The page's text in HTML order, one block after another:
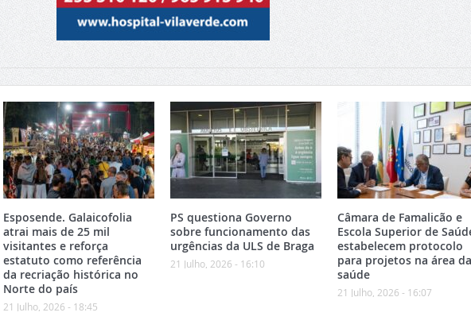
Esposende. Galaicofolia
atrai mais de 25 mil
visitantes e reforça
estatuto como referência
da recriação histórica no
Norte do país
21 Julho, 2026 - 18:45
PS questiona Governo
sobre funcionamento das
urgências da ULS de Braga
21 Julho, 2026 - 16:10
Câmara de Famalicão e
Escola Superior de
estabelecem protocolo
para projetos na área da
saúde
21 Julho, 2026 - 16:07